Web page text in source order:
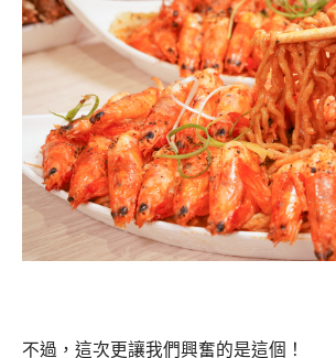
不過，這次更讓我們興奮的是這個！